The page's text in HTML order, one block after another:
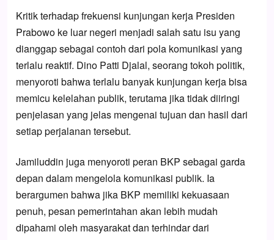
Kritik terhadap frekuensi kunjungan kerja Presiden
Prabowo ke luar negeri menjadi salah satu isu yang
dianggap sebagai contoh dari pola komunikasi yang
terlalu reaktif. Dino Patti Djalal, seorang tokoh politik,
menyoroti bahwa terlalu banyak kunjungan kerja bisa
memicu kelelahan publik, terutama jika tidak diiringi
penjelasan yang jelas mengenai tujuan dan hasil dari
setiap perjalanan tersebut.
Jamiluddin juga menyoroti peran BKP sebagai garda
depan dalam mengelola komunikasi publik. Ia
berargumen bahwa jika BKP memiliki kekuasaan
penuh, pesan pemerintahan akan lebih mudah
dipahami oleh masyarakat dan terhindar dari